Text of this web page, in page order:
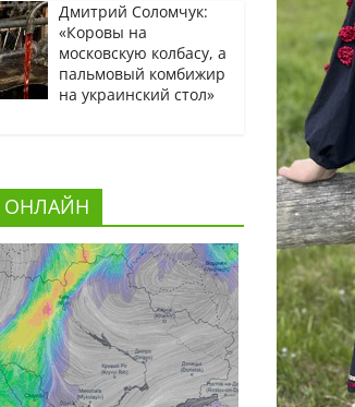
Дмитрий Соломчук:
«Коровы на
московскую колбасу, а
пальмовый комбижир
на украинский стол»
ОНЛАЙН